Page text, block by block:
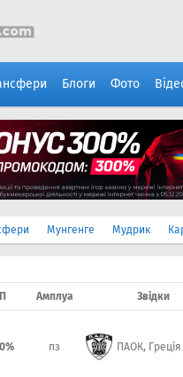
Блоги Фото
Мунгенге Мудрик
ІП Амплуа Звідки
пз ПАОК, Греція